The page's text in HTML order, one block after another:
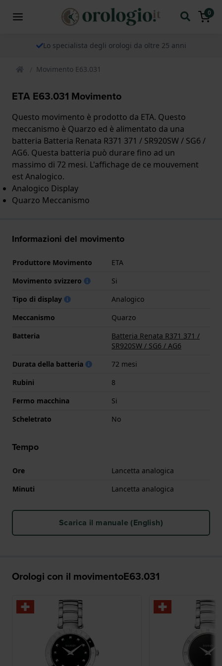
0
Lo specialista degli orologi da oltre 25 anni
Movimento E63.031
ETA E63.031 Movimento
Questo movimento è prodotto da ETA. Questo
meccanismo è Quarzo ed è alimentato da una
batteria Batteria Renata R371 371 / SR920SW / SG6 /
AG6. Questa batteria può durare fino ad un
massimo di 72 mesi. L'affichage de ce mouvement
est Analogico.
Analogico Display
Quarzo Meccanismo
Informazioni del movimento
Produttore Movimento
ETA
Movimento svizzero
Si
Tipo di display
Analogico
Meccanismo
Quarzo
Batteria
Batteria Renata R371 371 /
SR920SW / SG6 / AG6
Durata della batteria
72 mesi
Rubini
8
Fermo macchina
Si
Scheletrato
No
Tempo
Ore
Lancetta analogica
Minuti
Lancetta analogica
Scarica il manuale (English)
Orologi con il movimentoE63.031